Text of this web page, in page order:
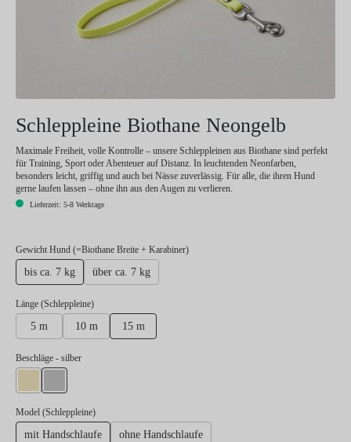
Schleppleine Biothane Neongelb
Maximale Freiheit, volle Kontrolle – unsere Schleppleinen aus Biothane sind perfekt
für Training, Sport oder Abenteuer auf Distanz. In leuchtenden Neonfarben,
besonders leicht, griffig und auch bei Nässe zuverlässig. Für alle, die ihren Hund
gerne laufen lassen – ohne ihn aus den Augen zu verlieren.
Lieferzeit: 5-8 Werktage
Gewicht Hund (=Biothane Breite + Karabiner)auswählen
bis ca. 7 kg über ca. 7 kg
Länge (Schleppleine)auswählen
5 m 10 m 15 m
Beschlägeauswählen
- silber
Model (Schleppleine)auswählen
mit Handschlaufe ohne Handschlaufe